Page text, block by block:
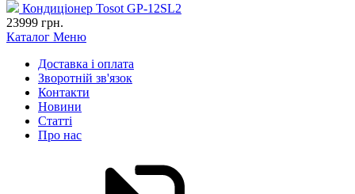
Кондиціонер Tosot GP-12SL2
23999 грн.
Каталог Меню
Доставка і оплата
Зворотній зв'язок
Контакти
Новини
Статті
Про нас